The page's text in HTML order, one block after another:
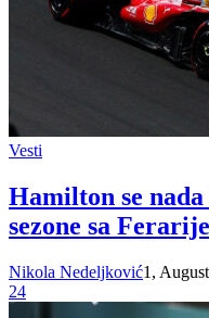
Vesti
Hamilton se nada
sezone sa
Nikola Nedeljković1,
24